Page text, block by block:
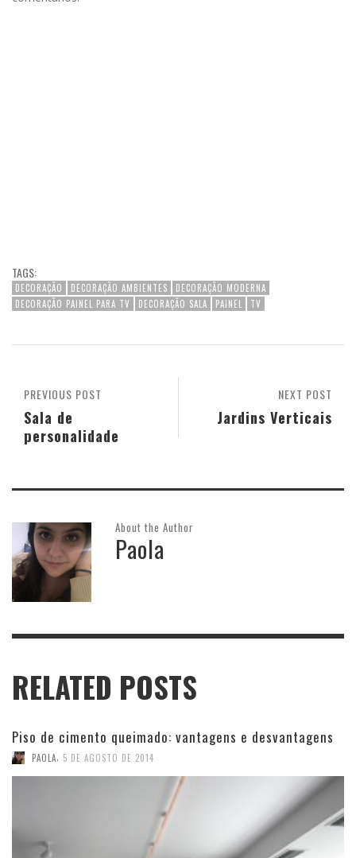
TAGS:
DECORAÇÃO DECORAÇÃO AMBIENTES
DECORAÇÃO MODERNA
DECORAÇÃO PAINEL PARA TV
DECORAÇÃO SALA PAINEL TV
NEXT POST
Jardins Verticais
PREVIOUS POST
Sala de
personalidade
About the Author
Paola
RELATED POSTS
Piso de cimento queimado: vantagens e desvantagens
PAOLA, 5 DE AGOSTO DE 2014